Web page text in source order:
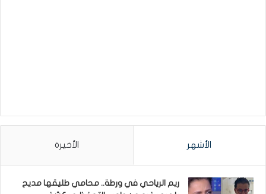
الأشهر الأخيرة
ريم الرياحي في ورطة.. محامي طليقها مديح